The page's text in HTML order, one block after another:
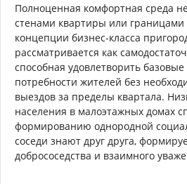
Полноценная комфортная среда
стенами квартиры или границами
концепции бизнес-класса
рассматривается как
способная удовлетворить
потребности жителей без
выездов за пределы квартала.
населения в малоэтажных домах
формированию однородной
соседи знают друг друга,
добрососедства и взаимного